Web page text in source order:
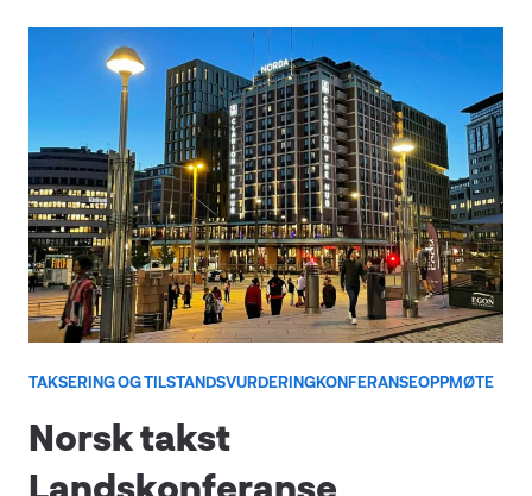
TAKSERING OG TILSTANDSVURDERINGKONFERANSEOPPMØTE
Norsk takst
Landskonferanse